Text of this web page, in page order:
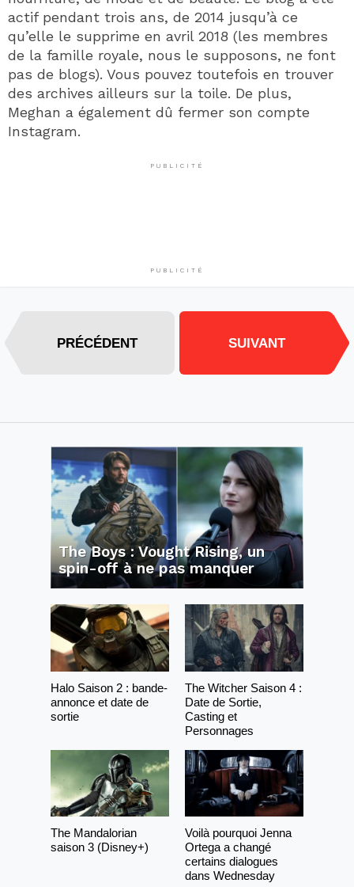
actif pendant trois ans, de 2014 jusqu’à ce
qu’elle le supprime en avril 2018 (les membres
de la famille royale, nous le supposons, ne font
pas de blogs). Vous pouvez toutefois en trouver
des archives ailleurs sur la toile. De plus,
Meghan a également dû fermer son compte
Instagram.
PUBLICITÉ
PUBLICITÉ
PRÉCÉDENT SUIVANT
The Boys : Vought Rising, un
spin-off à ne pas manquer
Halo Saison 2 : bande-
annonce et date de
sortie
The Witcher Saison 4 :
Date de Sortie,
Casting et
Personnages
The Mandalorian
saison 3 (Disney+)
Voilà pourquoi Jenna
Ortega a changé
certains dialogues
dans Wednesday